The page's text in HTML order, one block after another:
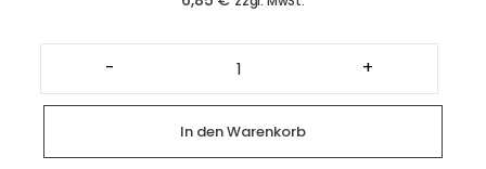
-
Halbe
belegte
Brötchen
gegr.
Paprika
(2
Stück)
Menge
+
In den Warenkorb